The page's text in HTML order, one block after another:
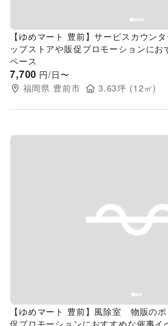
【ゆめマート 豊前】サービスカウン
ップストアや販促プロモーションにお
ペース
7,700 円/日〜
福岡県 豊前市 3.63坪 (12 ㎡)
Previous slide
【ゆめマート 豊前】風除室 物販の
促プロモーションにおすすめな催事イ